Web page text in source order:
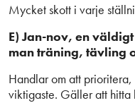
Mycket skott i varje
E) Jan-nov, en
man träning, tävling
Handlar om att
viktigaste. Gäller att hitta